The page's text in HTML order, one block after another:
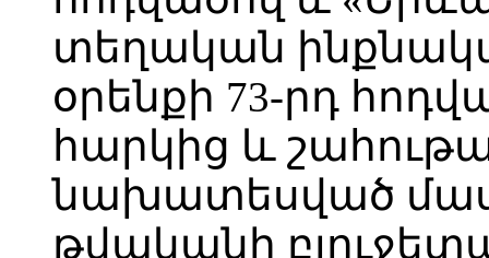
տեղական
օրենքի 73-րդ
հարկից և
նախատեսված
թվականի